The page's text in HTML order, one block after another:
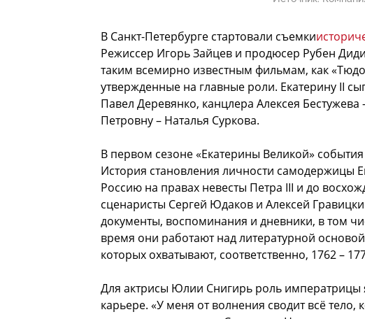
В Санкт-Петербурге стартовали съемки
Режиссер Игорь Зайцев и продюсер Рубен
таким всемирно известным фильмам, как
утвержденные на главные роли. Екатерину II
Павел Деревянко, канцлера Алексея
Петровну – Наталья Суркова.
В первом сезоне «Екатерины Великой»
История становления личности самодержицы
Россию на правах невесты Петра III и до
сценаристы Сергей Юдаков и Алексей
документы, воспоминания и дневники, в том
время они работают над литературной
которых охватывают, соответственно, 1762 –
Для актрисы Юлии Снигирь роль императрицы
карьере. «У меня от волнения сводит всё